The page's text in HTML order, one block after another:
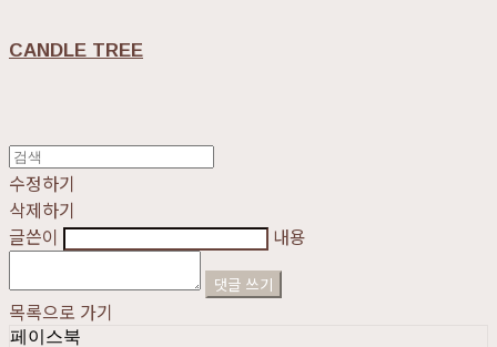
CANDLE TREE
수정하기
삭제하기
글쓴이
내용
댓글 쓰기
목록으로 가기
페이스북